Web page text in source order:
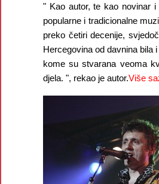
" Kao autor, te kao novinar i
popularne i tradicionalne
preko četiri decenije,
Hercegovina od davnina bila
kome su stvarana veoma
djela. ", rekao je autor.Više